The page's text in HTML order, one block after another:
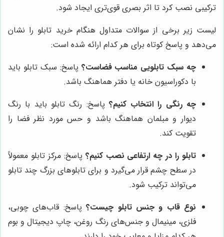
ترکیبی نصب کرد تا اثر بصری قوی‌تری ایجاد شود.
لیست زیر برخی از سوالات متداول هنگام خرید تابلو را نشان
می‌دهد و پاسخ کوتاه برای هر کدام ارائه شده است:
چه سبک تابلویی مناسب فضاست؟ پاسخ: سبک تابلو باید
با دکوراسیون خانه یا دفتر هماهنگ باشد.
چه رنگی را انتخاب کنیم؟ پاسخ: رنگ تابلو باید با رنگ
دیوار و مبلمان هماهنگ باشد و حس مورد نظر فضا را
تقویت کند.
تابلو را در چه ارتفاعی نصب کنیم؟ پاسخ: مرکز تابلو معمولاً
در سطح چشم قرار می‌گیرد و برای تابلوهای بزرگ چند تابلو
می‌تواند ترکیب شود.
نوع قاب و جنس تابلو چیست؟پاسخ: قاب‌های چوبی،
فلزی، مینیمال و جنس‌های رنگ روغن، چاپ دیجیتال و بوم